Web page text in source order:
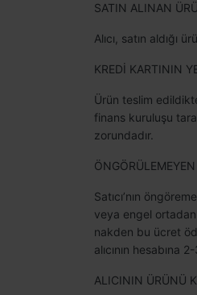
SATIN ALINAN
Alıcı, satın aldığı
KREDİ KARTININ
Ürün teslim
finans kuruluşu
zorundadır.
Satıcı’nın
veya engel
nakden bu ücret
alıcının hesabına
ALICININ ÜRÜNÜ